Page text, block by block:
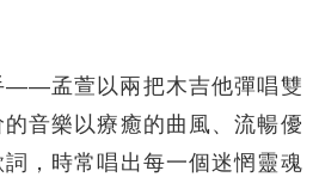
——孟萱以兩把木吉他彈唱雙
音樂以療癒的曲風、流暢優
，時常唱出每一個迷惘靈魂